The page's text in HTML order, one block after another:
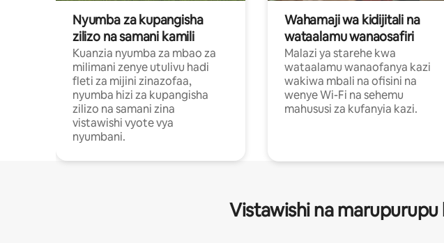
Nyumba za kupangisha
zilizo na samani kamili
Kuanzia nyumba za mbao za
milimani zenye utulivu hadi
fleti za mijini zinazofaa,
nyumba hizi za kupangisha
zilizo na samani zina
vistawishi vyote vya
nyumbani.
Wahamaji wa kidijitali na
wataalamu wanaosafiri
Malazi ya starehe kwa
wataalamu wanaofanya kazi
wakiwa mbali na ofisini na
wenye Wi-Fi na sehemu
mahususi za kufanyia kazi.
Vistawishi na